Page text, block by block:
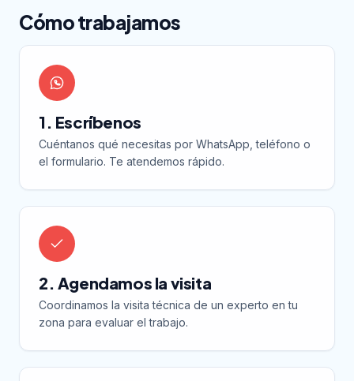
Cómo trabajamos
1. Escríbenos
Cuéntanos qué necesitas por WhatsApp, teléfono o
el formulario. Te atendemos rápido.
2. Agendamos la visita
Coordinamos la visita técnica de un experto en tu
zona para evaluar el trabajo.